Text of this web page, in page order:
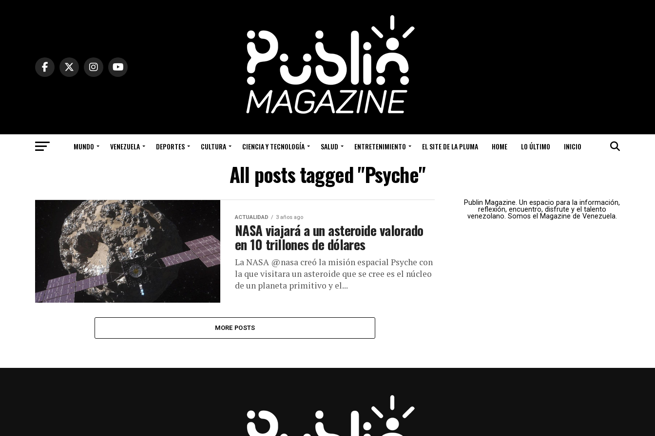
MUNDO VENEZUELA DEPORTES CULTURA CIENCIA Y TECNOLOGÍA SALUD ENTRETENIMIENTO EL SITE DE LA PLUMA HOME LO ÚLTIMO INICIO
All posts tagged "Psyche"
ACTUALIDAD 3 años ago
NASA viajará a un asteroide valorado
en 10 trillones de dólares
La NASA @nasa creó la misión espacial Psyche con
la que visitara un asteroide que se cree es el núcleo
de un planeta primitivo y el...
MORE POSTS
Publin Magazine. Un espacio para la información,
reflexión, encuentro, disfrute y el talento
venezolano. Somos el Magazine de Venezuela.